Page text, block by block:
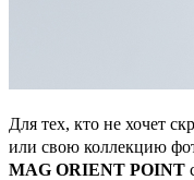
Для тех, кто не хочет
или свою коллекцию
MAG ORIENT POINT